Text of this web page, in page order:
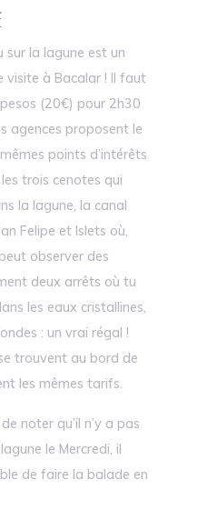
sur la lagune est un
visite à Bacalar ! Il faut
(20€) pour 2h30
agences proposent le
points d’intérêts
trois cenotes qui
la lagune, la canal
Felipe et Islets où,
observer des
deux arrêts où tu
les eaux cristallines,
: un vrai régal !
trouvent au bord de
les mêmes tarifs.
noter qu’il n’y a pas
le Mercredi, il
de faire la balade en